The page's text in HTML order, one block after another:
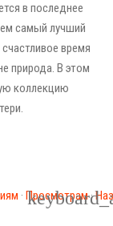
в последнее
самый лучший
время
природа. В этом
коллекцию
· Просмотрам·